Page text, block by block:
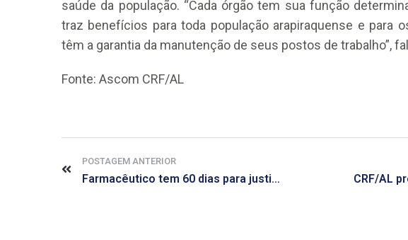
saúde da população. “Cada órgão tem sua função
traz benefícios para toda população arapiraquense e para
têm a garantia da manutenção de seus postos de trabalho”,
Fonte: Ascom CRF/AL
POSTAGEM ANTERIOR
Farmacêutico tem 60 dias para justificar voto